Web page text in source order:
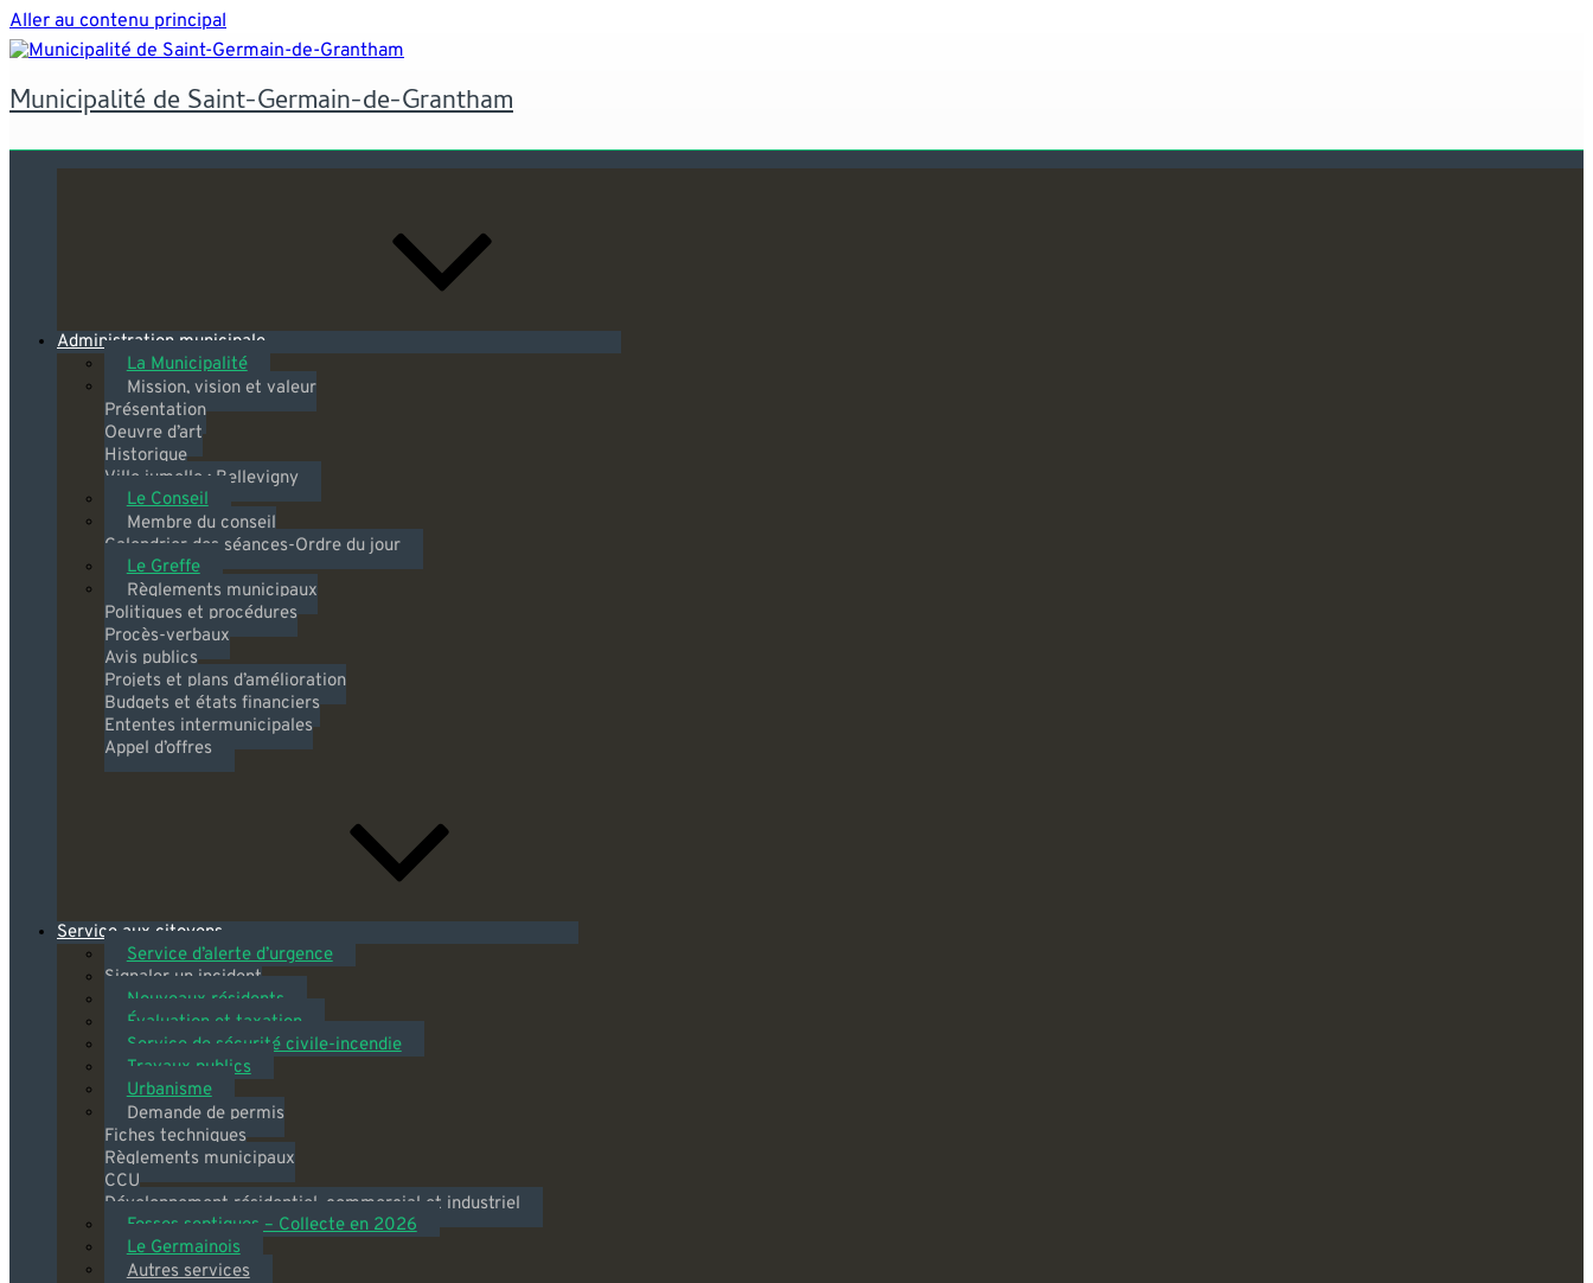
Aller au contenu principal
Municipalité de Saint-Germain-de-Grantham
Administration municipale
La Municipalité
Mission, vision et valeur
Présentation
Oeuvre d’art
Historique
Ville jumelle : Bellevigny
Le Conseil
Membre du conseil
Calendrier des séances-Ordre du jour
Le Greffe
Règlements municipaux
Politiques et procédures
Procès-verbaux
Avis publics
Projets et plans d’amélioration
Budgets et états financiers
Ententes intermunicipales
Appel d’offres
Service aux citoyens
Service d’alerte d’urgence
Signaler un incident
Nouveaux résidents
Évaluation et taxation
Service de sécurité civile-incendie
Travaux publics
Urbanisme
Demande de permis
Fiches techniques
Règlements municipaux
CCU
Développement résidentiel, commercial et industriel
Fosses septiques – Collecte en 2026
Le Germainois
Autres services